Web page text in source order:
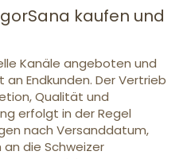
kaufen und
Kanäle angeboten und
Endkunden. Der Vertrieb
Qualität und
erfolgt in der Regel
nach Versanddatum,
die Schweizer